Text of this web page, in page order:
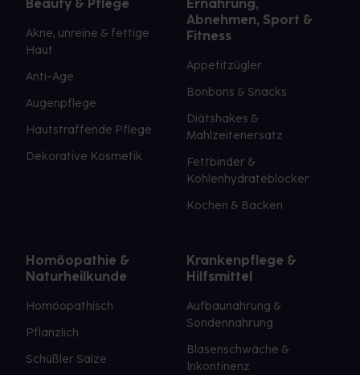
Beauty & Pflege
Akne, unreine & fettige
Haut
Anti-Age
Augenpflege
Hautstraffende Pflege
Dekorative Kosmetik
Ernährung,
Abnehmen, Sport &
Fitness
Appetitzügler
Bonbons & Snacks
Diätshakes &
Mahlzeitenersatz
Fettbinder &
Kohlenhydrateblocker
Kochen & Backen
Homöopathie &
Naturheilkunde
Homöopathisch
Pflanzlich
Schüßler Salze
Krankenpflege &
Hilfsmittel
Aufbaunahrung &
Sondennahrung
Blasenschwäche &
Inkontinenz